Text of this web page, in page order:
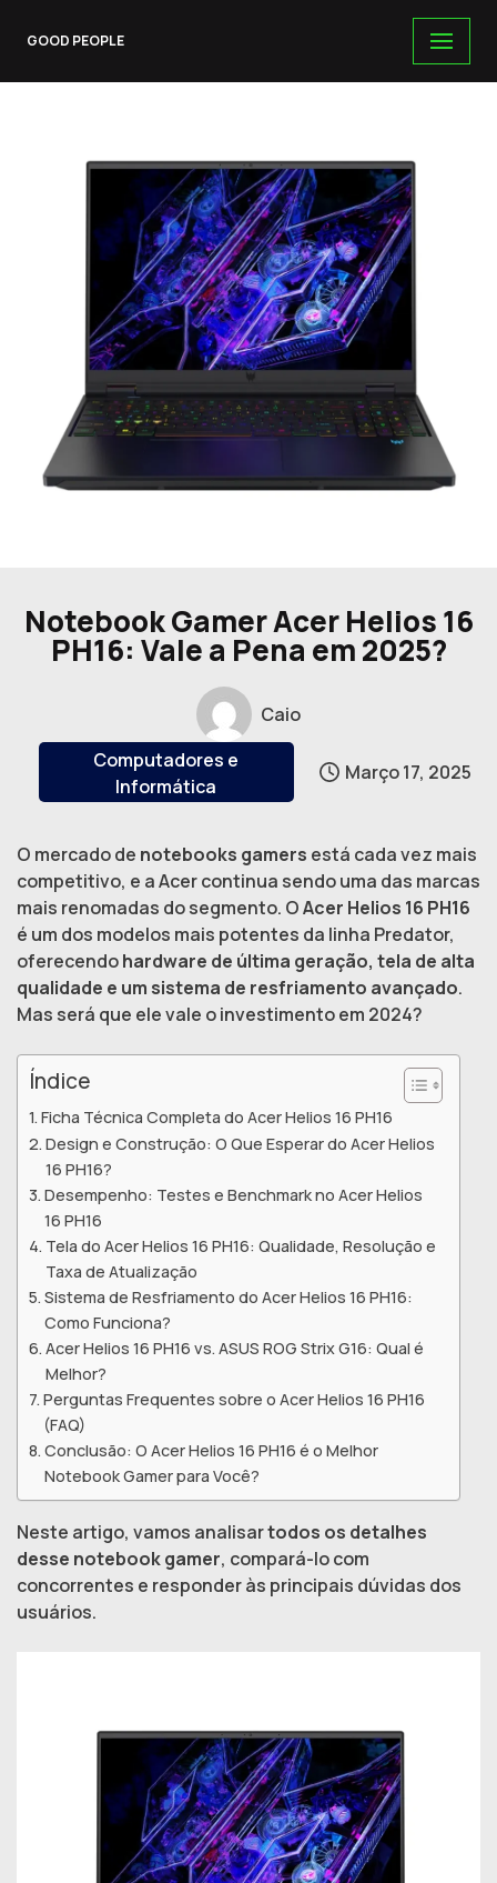
to
GOOD PEOPLE
Notebook Gamer Acer Helios 16
PH16: Vale a Pena em 2025?
Caio
Computadores e
Informática
Março 17, 2025
O mercado de notebooks gamers está cada vez mais
competitivo, e a Acer continua sendo uma das marcas
mais renomadas do segmento. OAcer Helios 16 PH16
é um dos modelos mais potentes da linha Predator,
oferecendohardware de última geração, tela de alta
qualidade e um sistema de resfriamento avançado.
Mas será que ele vale o investimento em 2024?
Índice
Ficha Técnica Completa do Acer Helios 16 PH16
Design e Construção: O Que Esperar do Acer Helios
16 PH16?
Desempenho: Testes e Benchmark no Acer Helios
16 PH16
Tela do Acer Helios 16 PH16: Qualidade, Resolução e
Taxa de Atualização
Sistema de Resfriamento do Acer Helios 16 PH16:
Como Funciona?
Acer Helios 16 PH16 vs. ASUS ROG Strix G16: Qual é
Melhor?
Perguntas Frequentes sobre o Acer Helios 16 PH16
(FAQ)
Conclusão: O Acer Helios 16 PH16 é o Melhor
Notebook Gamer para Você?
Neste artigo, vamos analisartodos os detalhes
desse notebook gamer, compará-lo com
concorrentes e responder às principais dúvidas dos
usuários.